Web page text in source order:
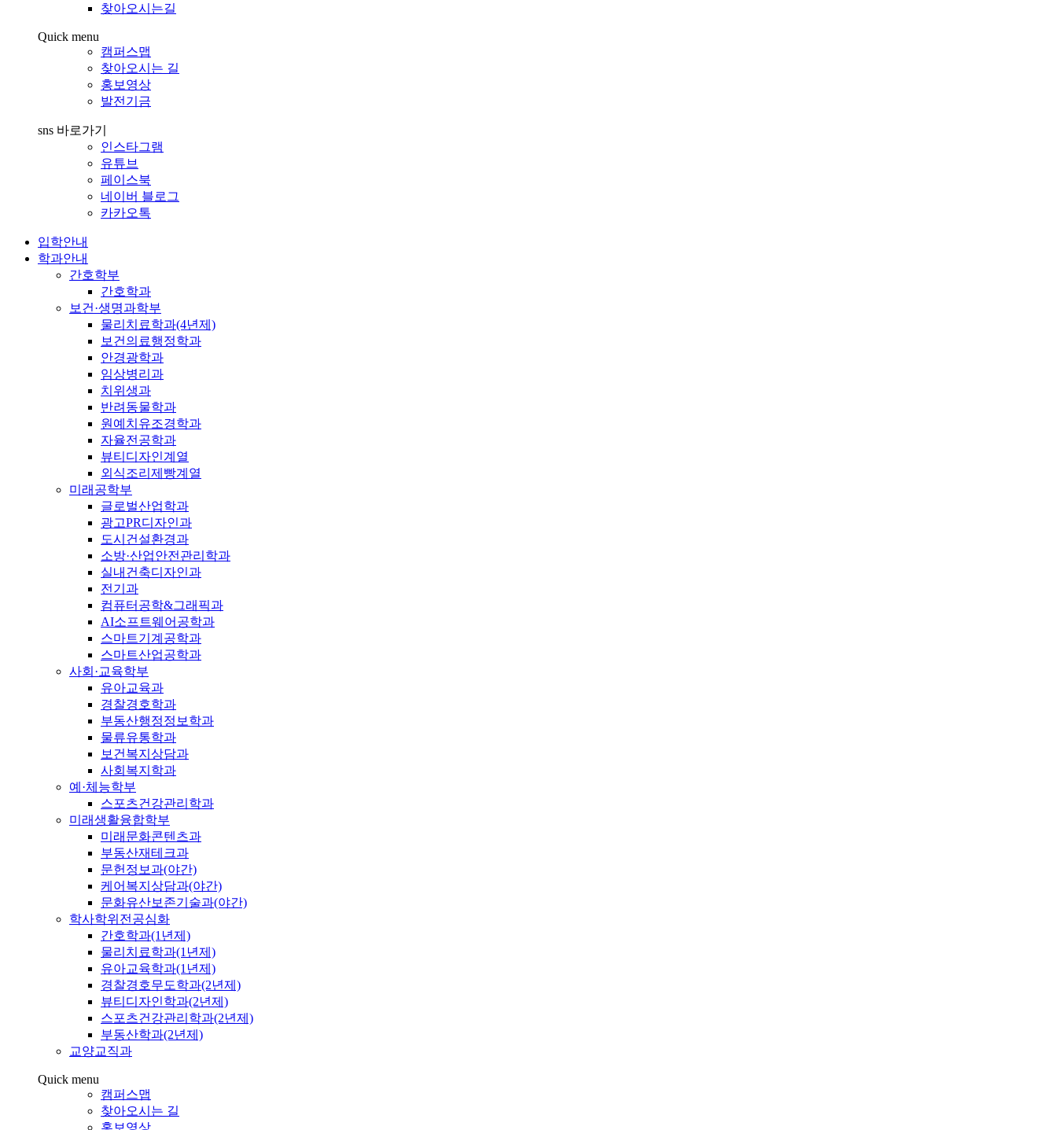
찾아오시는길
Quick menu
캠퍼스맵
찾아오시는 길
홍보영상
발전기금
sns 바로가기
인스타그램
유튜브
페이스북
네이버 블로그
카카오톡
입학안내
학과안내
간호학부
간호학과
보건·생명과학부
물리치료학과(4년제)
보건의료행정학과
안경광학과
임상병리과
치위생과
반려동물학과
원예치유조경학과
자율전공학과
뷰티디자인계열
외식조리제빵계열
미래공학부
글로벌산업학과
광고PR디자인과
도시건설환경과
소방·산업안전관리학과
실내건축디자인과
전기과
컴퓨터공학&그래픽과
AI소프트웨어공학과
스마트기계공학과
스마트산업공학과
사회·교육학부
유아교육과
경찰경호학과
부동산행정정보학과
물류유통학과
보건복지상담과
사회복지학과
예·체능학부
스포츠건강관리학과
미래생활융합학부
미래문화콘텐츠과
부동산재테크과
문헌정보과(야간)
케어복지상담과(야간)
문화유산보존기술과(야간)
학사학위전공심화
간호학과(1년제)
물리치료학과(1년제)
유아교육학과(1년제)
경찰경호무도학과(2년제)
뷰티디자인학과(2년제)
스포츠건강관리학과(2년제)
부동산학과(2년제)
교양교직과
Quick menu
캠퍼스맵
찾아오시는 길
홍보영상